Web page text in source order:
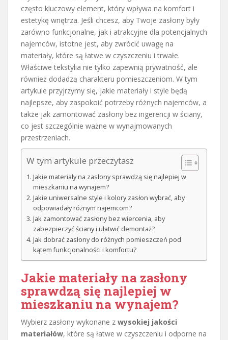
często kluczowy element, który wpływa na komfort i
estetykę wnętrza. Jeśli chcesz, aby Twoje zasłony były
zarówno funkcjonalne, jak i atrakcyjne dla potencjalnych
najemców, istotne jest, aby zwrócić uwagę na
materiały, które są łatwe w czyszczeniu i trwałe.
Właściwe tekstylia nie tylko zapewnią prywatność, ale
również dodadzą charakteru pomieszczeniom. W tym
artykule przyjrzymy się, jakie materiały i style będą
najlepsze, aby zaspokoić potrzeby różnych najemców, a
także jak zamontować zasłony bez ingerencji w ściany,
co jest szczególnie ważne w wynajmowanych
przestrzeniach.
W tym artykule przeczytasz
Jakie materiały na zasłony sprawdzą się najlepiej w
mieszkaniu na wynajem?
Jakie uniwersalne style i kolory zasłon wybrać, aby
odpowiadały różnym najemcom?
Jak zamontować zasłony bez wiercenia, aby
zabezpieczyć ściany i ułatwić demontaż?
Jak dobrać zasłony do różnych pomieszczeń pod
kątem funkcjonalności i komfortu?
Jakie materiały na zasłony
sprawdzą się najlepiej w
mieszkaniu na wynajem?
Wybierz zasłony wykonane z wysokiej jakości
materiałów, które są łatwe w czyszczeniu i odporne na